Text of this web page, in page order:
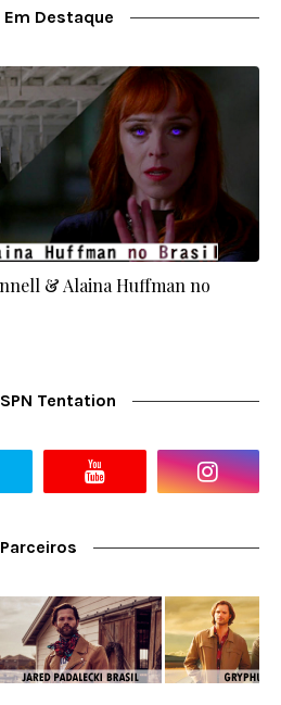
Destaque
& Alaina Huffman no
Tentation
Parceiros